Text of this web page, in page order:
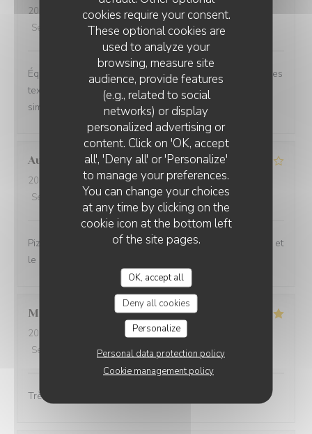
cookies require your consent.
These optional cookies are
used to analyze your
browsing, measure site
audience, provide features
(e.g., related to social
networks) or display
personalized advertising or
content. Click on 'OK, accept
all', 'Deny all' or 'Personalize'
to manage your preferences.
You can change your choices
at any time by clicking on the
cookie icon at the bottom left
of the site pages.
OK, accept all
Deny all cookies
Personalize
Personal data protection policy
Cookie management policy
2026-06-26
- 20:30 - Guests 2
Service
Ambiance: 5/5 Food:5/5 Value:5
Équilibre des goûts, hardiesse des mélanges, subtilité des
textures. Le bel ami, c’est du GRAND art, en toute
simplicité. On ne peut pas rêver meilleur moment.
Aurélien L
2026-06-27
- 19:15 - Guests 3
Service
Ambiance :3/5 Food:4/5 Value: 3
Pizzeria simple. De l’attente pour la prise de commande et
le service
Mickael
2026-06-27
- 21:15 - Guests 2
Service
Ambiance:5/5 Food:5/5 Value:5
Très bonne accueil et excellent repas à recommander